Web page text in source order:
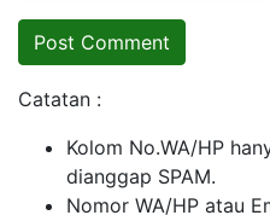
Catatan :
Kolom No.WA/HP
dianggap SPAM.
Nomor WA/HP atau